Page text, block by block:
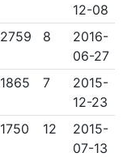
12-08
2759 8
2016-
06-27
1865 7
2015-
12-23
1750 12
2015-
07-13